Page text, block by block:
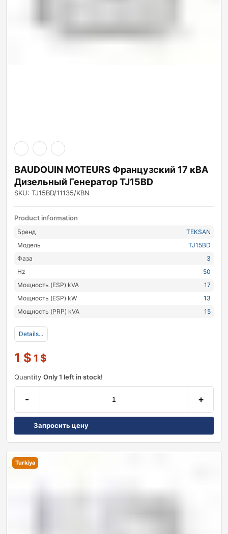
BAUDOUIN MOTEURS Французский 17 кВА
Дизельный Генератор TJ15BD
SKU: TJ15BD/11135/KBN
Product information
Бренд
TEKSAN
Модель
TJ15BD
Фаза
3
Hz
50
Мощность (ESP) kVA
17
Мощность (ESP) kW
13
Мощность (PRP) kVA
15
Details...
1 $ 1 $
Quantity Only 1 left in stock!
- +
Запросить цену
Turkiya